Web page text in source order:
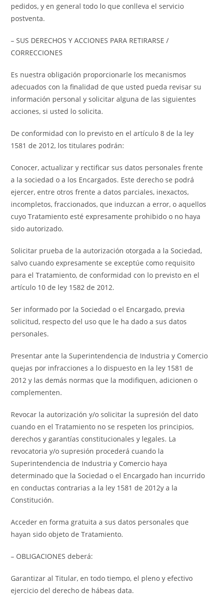
pedidos, y en general todo lo que conlleva el servicio
postventa.
– SUS DERECHOS Y ACCIONES PARA RETIRARSE /
CORRECCIONES
Es nuestra obligación proporcionarle los mecanismos
adecuados con la finalidad de que usted pueda revisar su
información personal y solicitar alguna de las siguientes
acciones, si usted lo solicita.
De conformidad con lo previsto en el artículo 8 de la ley
1581 de 2012, los titulares podrán:
Conocer, actualizar y rectificar sus datos personales frente
a la sociedad o a los Encargados. Este derecho se podrá
ejercer, entre otros frente a datos parciales, inexactos,
incompletos, fraccionados, que induzcan a error, o aquellos
cuyo Tratamiento esté expresamente prohibido o no haya
sido autorizado.
Solicitar prueba de la autorización otorgada a la Sociedad,
salvo cuando expresamente se exceptúe como requisito
para el Tratamiento, de conformidad con lo previsto en el
artículo 10 de ley 1582 de 2012.
Ser informado por la Sociedad o el Encargado, previa
solicitud, respecto del uso que le ha dado a sus datos
personales.
Presentar ante la Superintendencia de Industria y Comercio
quejas por infracciones a lo dispuesto en la ley 1581 de
2012 y las demás normas que la modifiquen, adicionen o
complementen.
Revocar la autorización y/o solicitar la supresión del dato
cuando en el Tratamiento no se respeten los principios,
derechos y garantías constitucionales y legales. La
revocatoria y/o supresión procederá cuando la
Superintendencia de Industria y Comercio haya
determinado que la Sociedad o el Encargado han incurrido
en conductas contrarias a la ley 1581 de 2012y a la
Constitución.
Acceder en forma gratuita a sus datos personales que
hayan sido objeto de Tratamiento.
– OBLIGACIONES deberá:
Garantizar al Titular, en todo tiempo, el pleno y efectivo
ejercicio del derecho de hábeas data.